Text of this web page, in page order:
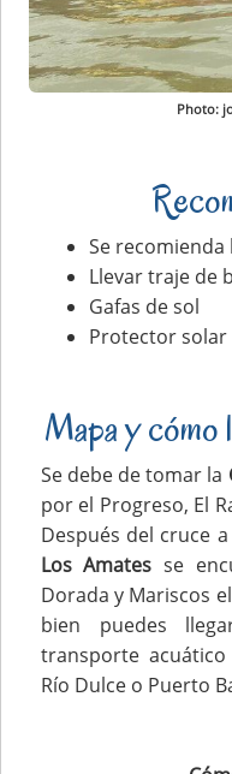
Photo:
Se recomienda
Llevar traje de
Gafas de sol
Protector solar
Mapa y cómo
Se debe de tomar la
por el Progreso, El
Después del cruce
Los Amates se
Dorada y Mariscos
bien puedes
transporte
Río Dulce o Puerto